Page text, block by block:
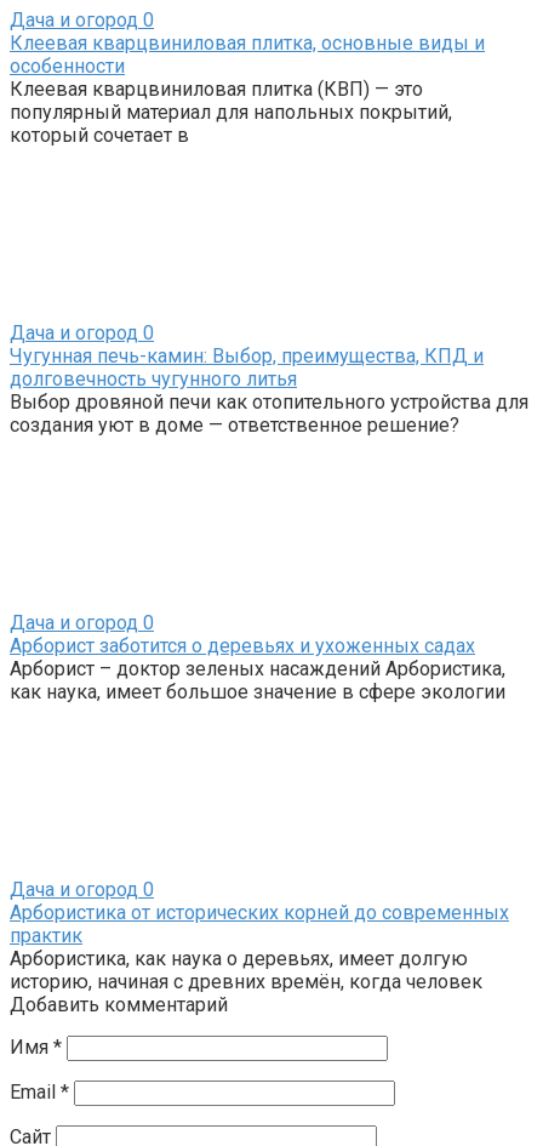
Дача и огород 0
Клеевая кварцвиниловая плитка, основные виды и
особенности
Клеевая кварцвиниловая плитка (КВП) — это
популярный материал для напольных покрытий,
который сочетает в
Дача и огород 0
Чугунная печь-камин: Выбор, преимущества, КПД и
долговечность чугунного литья
Выбор дровяной печи как отопительного устройства для
создания уют в доме — ответственное решение?
Дача и огород 0
Арборист заботится о деревьях и ухоженных садах
Арборист – доктор зеленых насаждений Арбористика,
как наука, имеет большое значение в сфере экологии
Дача и огород 0
Арбористика от исторических корней до современных
практик
Арбористика, как наука о деревьях, имеет долгую
историю, начиная с древних времён, когда человек
Добавить комментарий
Имя *
Email *
Сайт